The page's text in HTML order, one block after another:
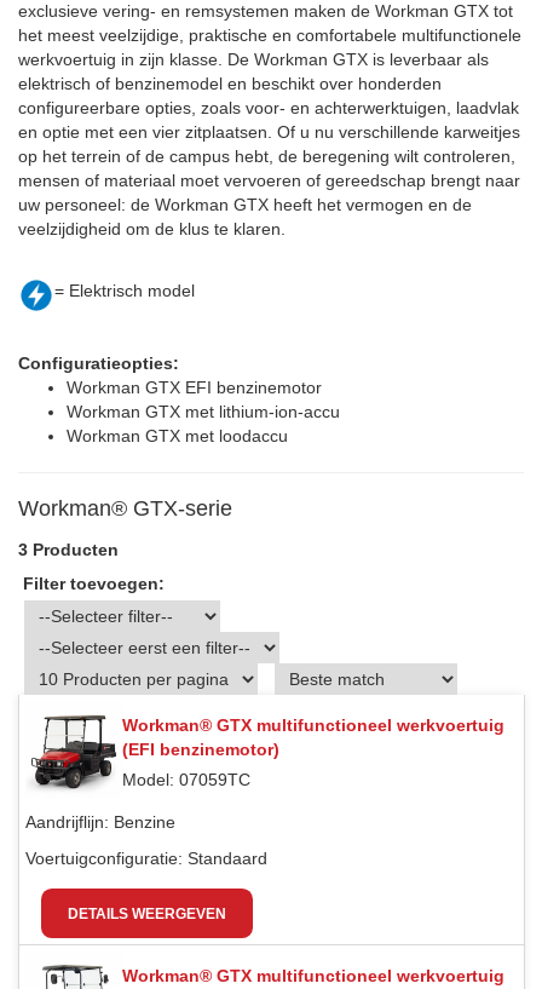
exclusieve vering- en remsystemen maken de Workman GTX tot
het meest veelzijdige, praktische en comfortabele multifunctionele
werkvoertuig in zijn klasse. De Workman GTX is leverbaar als
elektrisch of benzinemodel en beschikt over honderden
configureerbare opties, zoals voor- en achterwerktuigen, laadvlak
en optie met een vier zitplaatsen. Of u nu verschillende karweitjes
op het terrein of de campus hebt, de beregening wilt controleren,
mensen of materiaal moet vervoeren of gereedschap brengt naar
uw personeel: de Workman GTX heeft het vermogen en de
veelzijdigheid om de klus te klaren.
= Elektrisch model
Configuratieopties:
Workman GTX EFI benzinemotor
Workman GTX met lithium-ion-accu
Workman GTX met loodaccu
Workman® GTX-serie
3 Producten
Filter toevoegen:
Workman® GTX multifunctioneel werkvoertuig
(EFI benzinemotor)
Model: 07059TC
Aandrijflijn: Benzine
Voertuigconfiguratie: Standaard
DETAILS WEERGEVEN
Workman® GTX multifunctioneel werkvoertuig